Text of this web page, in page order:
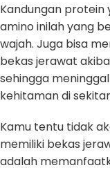
Kandungan
amino inilah yang
wajah. Juga bisa
bekas jerawat
sehingga
kehitaman di
Kamu tentu tidak
memiliki bekas
adalah